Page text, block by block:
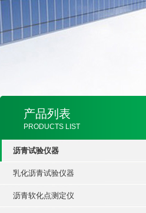
产品列表
PRODUCTS LIST
沥青试验仪器
乳化沥青试验仪器
沥青软化点测定仪